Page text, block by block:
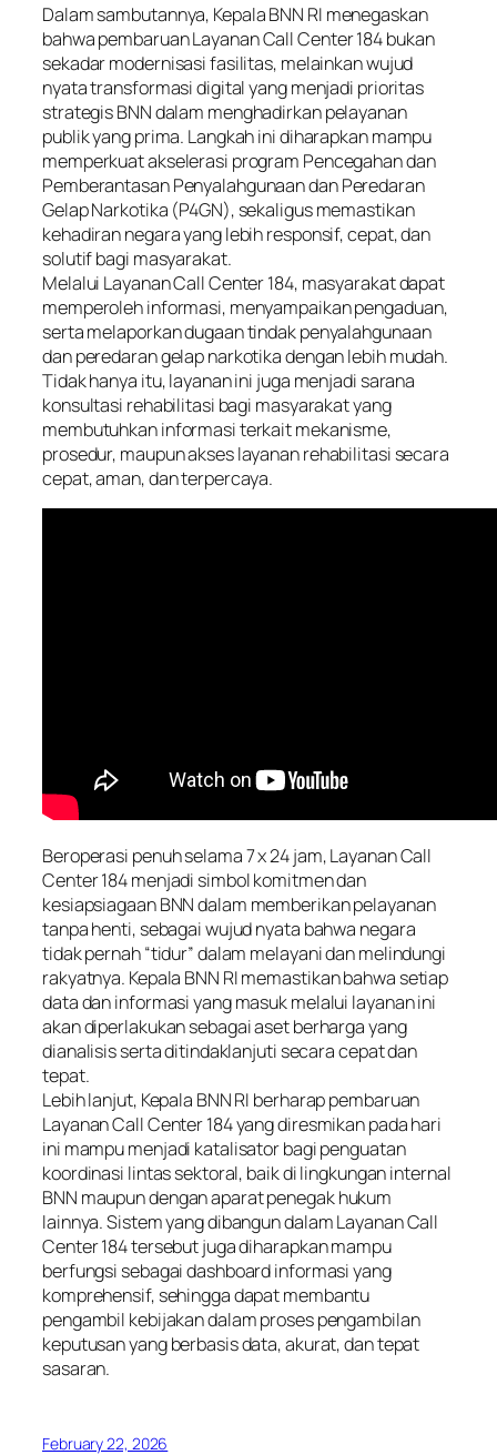
Dalam sambutannya, Kepala BNN RI menegaskan
bahwa pembaruan Layanan Call Center 184 bukan
sekadar modernisasi fasilitas, melainkan wujud
nyata transformasi digital yang menjadi prioritas
strategis BNN dalam menghadirkan pelayanan
publik yang prima. Langkah ini diharapkan mampu
memperkuat akselerasi program Pencegahan dan
Pemberantasan Penyalahgunaan dan Peredaran
Gelap Narkotika (P4GN), sekaligus memastikan
kehadiran negara yang lebih responsif, cepat, dan
solutif bagi masyarakat.
Melalui Layanan Call Center 184, masyarakat dapat
memperoleh informasi, menyampaikan pengaduan,
serta melaporkan dugaan tindak penyalahgunaan
dan peredaran gelap narkotika dengan lebih mudah.
Tidak hanya itu, layanan ini juga menjadi sarana
konsultasi rehabilitasi bagi masyarakat yang
membutuhkan informasi terkait mekanisme,
prosedur, maupun akses layanan rehabilitasi secara
cepat, aman, dan terpercaya.
Beroperasi penuh selama 7 x 24 jam, Layanan Call
Center 184 menjadi simbol komitmen dan
kesiapsiagaan BNN dalam memberikan pelayanan
tanpa henti, sebagai wujud nyata bahwa negara
tidak pernah “tidur” dalam melayani dan melindungi
rakyatnya. Kepala BNN RI memastikan bahwa setiap
data dan informasi yang masuk melalui layanan ini
akan diperlakukan sebagai aset berharga yang
dianalisis serta ditindaklanjuti secara cepat dan
tepat.
Lebih lanjut, Kepala BNN RI berharap pembaruan
Layanan Call Center 184 yang diresmikan pada hari
ini mampu menjadi katalisator bagi penguatan
koordinasi lintas sektoral, baik di lingkungan internal
BNN maupun dengan aparat penegak hukum
lainnya. Sistem yang dibangun dalam Layanan Call
Center 184 tersebut juga diharapkan mampu
berfungsi sebagai dashboard informasi yang
komprehensif, sehingga dapat membantu
pengambil kebijakan dalam proses pengambilan
keputusan yang berbasis data, akurat, dan tepat
sasaran.
February 22, 2026